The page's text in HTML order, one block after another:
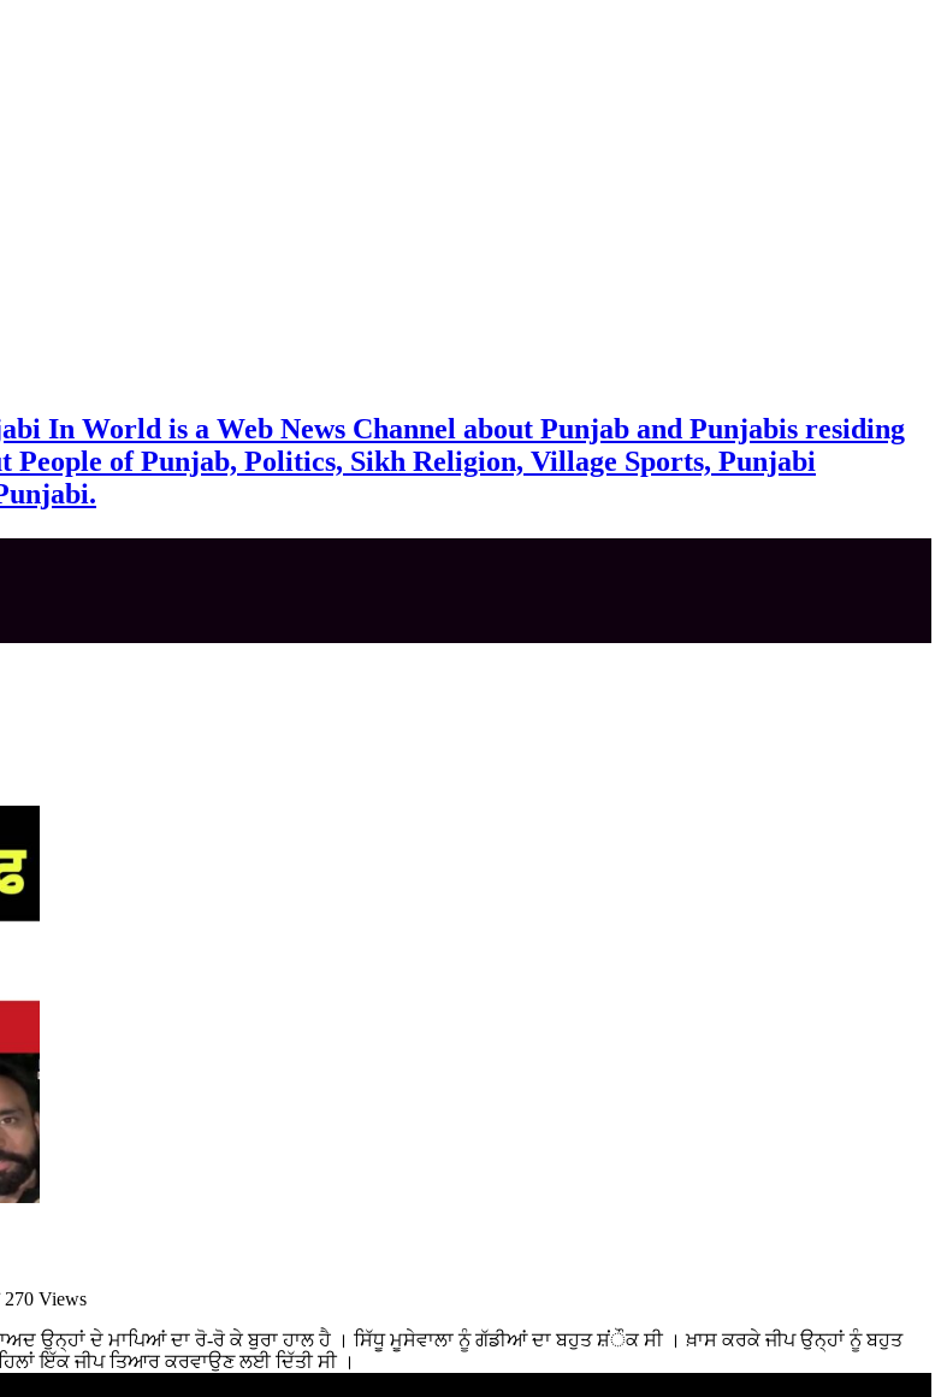
In World is a Web News Channel about Punjab and Punjabis residing
of Punjab, Politics, Sikh Religion, Village Sports, Punjabi
270 Views
ਉਨ੍ਹਾਂ ਦੇ ਮਾਪਿਆਂ ਦਾ ਰੋ-ਰੋ ਕੇ ਬੁਰਾ ਹਾਲ ਹੈ । ਸਿੱਧੂ ਮੂਸੇਵਾਲਾ ਨੂੰ ਗੱਡੀਆਂ ਦਾ ਬਹੁਤ ਸ਼ਂੌਕ ਸੀ । ਖ਼ਾਸ ਕਰਕੇ ਜੀਪ ਉਨ੍ਹਾਂ ਨੂੰ ਬਹੁਤ
ਇੱਕ ਜੀਪ ਤਿਆਰ ਕਰਵਾਉਣ ਲਈ ਦਿੱਤੀ ਸੀ ।